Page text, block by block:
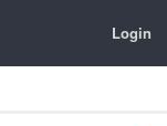
Login